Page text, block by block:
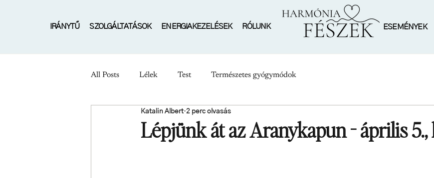
IRÁNYTŰ SZOLGÁLTATÁSOK ENERGIAKEZELÉSEK RÓLUNK ESEMÉNYEK
All Posts Lélek Test Természetes gyógymódok
Lépjünk át az Aranykapun - április 5.,
Katalin Albert 2 perc olvasás